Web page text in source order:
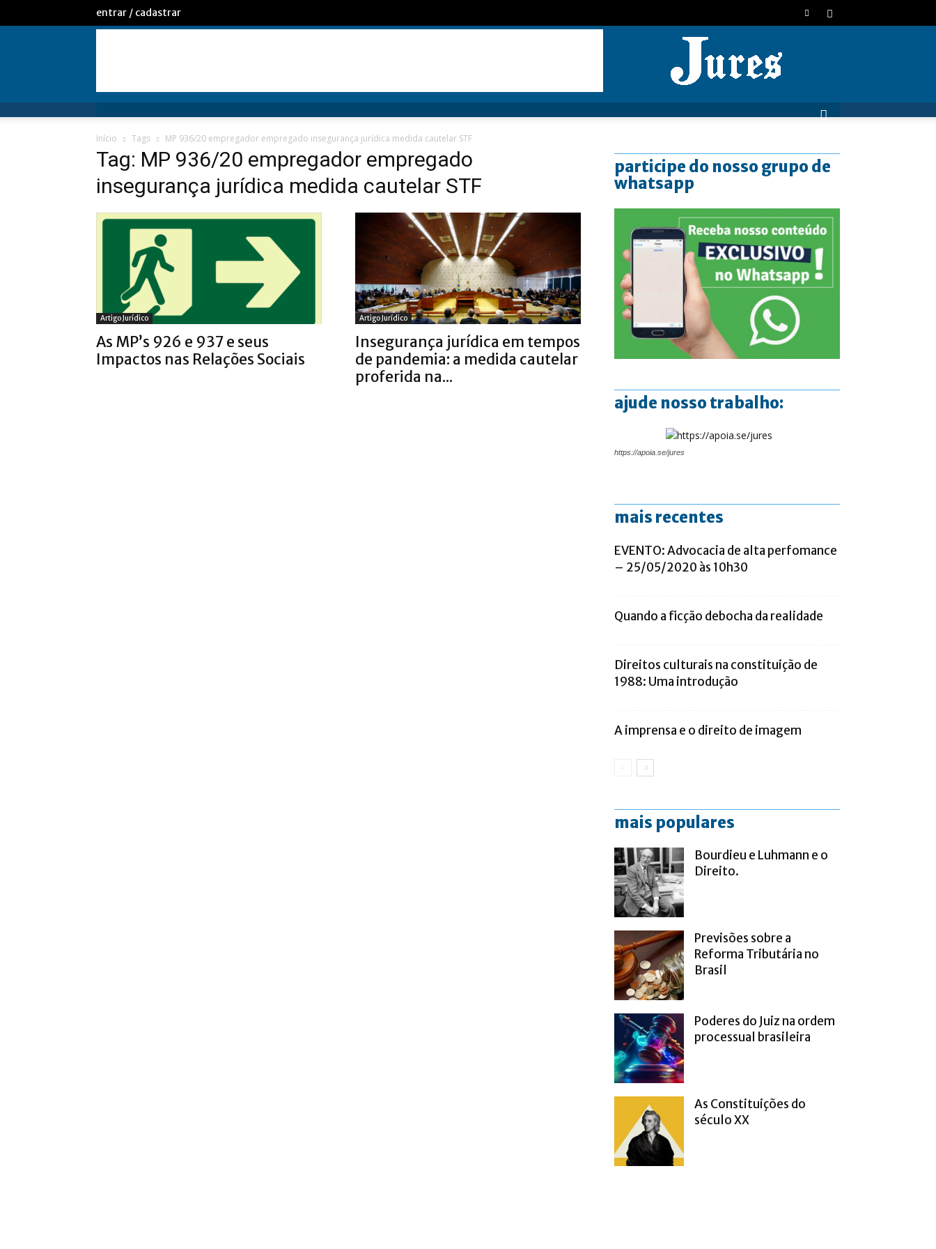
entrar / cadastrar
Início Tags MP 936/20 empregador empregado insegurança jurídica medida cautelar STF
Tag: MP 936/20 empregador empregado
insegurança jurídica medida cautelar STF
Artigo Jurídico
As MP’s 926 e 937 e seus
Impactos nas Relações Sociais
Artigo Jurídico
Insegurança jurídica em tempos
de pandemia: a medida cautelar
proferida na...
participe do nosso grupo de
whatsapp
ajude nosso trabalho:
https://apoia.se/jures
mais recentes
EVENTO: Advocacia de alta perfomance
– 25/05/2020 às 10h30
Quando a ficção debocha da realidade
Direitos culturais na constituição de
1988: Uma introdução
A imprensa e o direito de imagem
mais populares
Bourdieu e Luhmann e o
Direito.
Previsões sobre a
Reforma Tributária no
Brasil
Poderes do Juiz na ordem
processual brasileira
As Constituições do
século XX